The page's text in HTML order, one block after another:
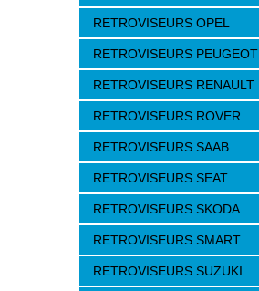
RETROVISEURS OPEL
RETROVISEURS PEUGEOT
RETROVISEURS RENAULT
RETROVISEURS ROVER
RETROVISEURS SAAB
RETROVISEURS SEAT
RETROVISEURS SKODA
RETROVISEURS SMART
RETROVISEURS SUZUKI